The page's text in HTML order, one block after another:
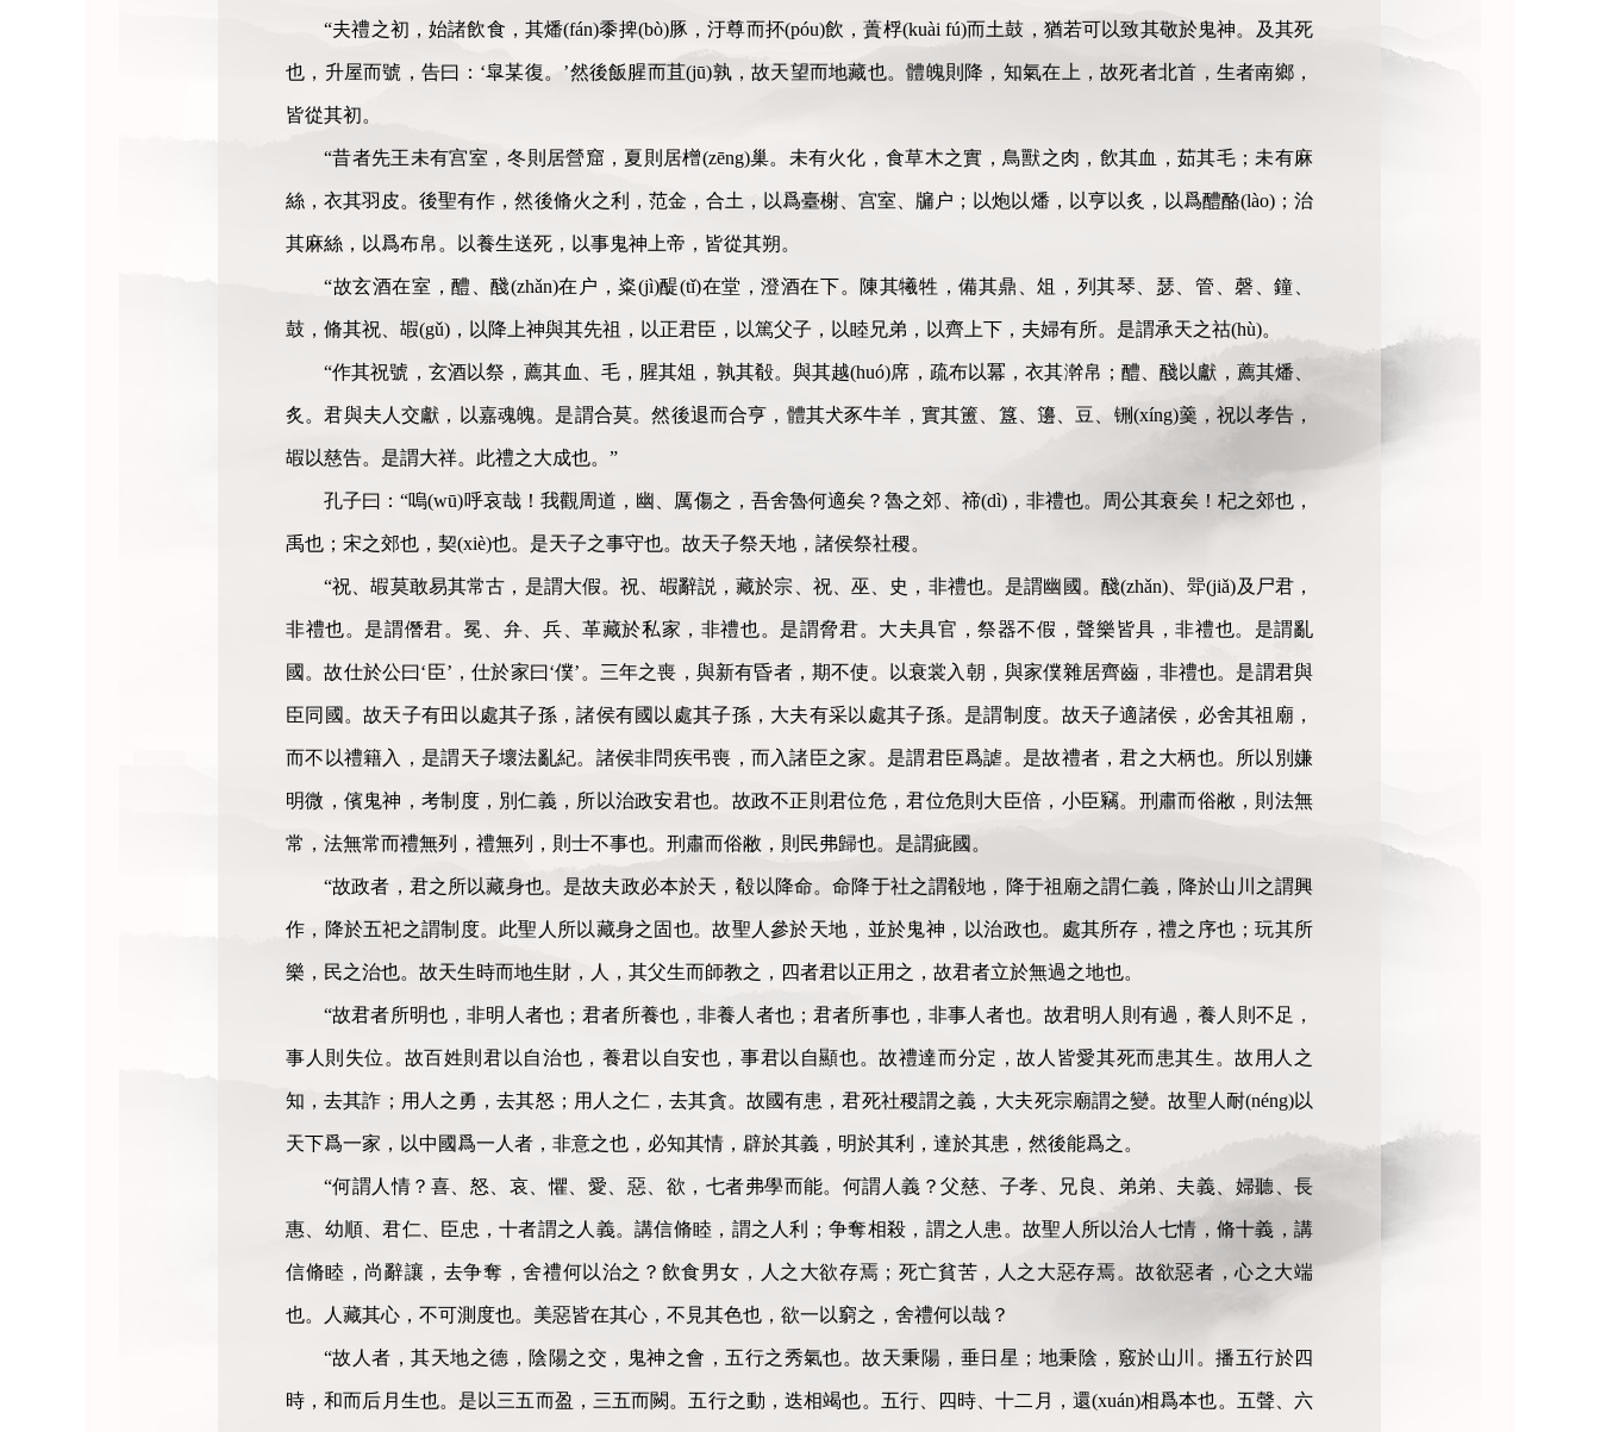
“夫禮之初，始諸飲食，其燔(fán)黍捭(bò)豚，汙尊而抔(póu)飲，蕢桴(kuài fú)而土鼓，猶若可以致其敬於鬼神。及其死
也，升屋而號，告曰：‘皐某復。’然後飯腥而苴(jū)孰，故天望而地藏也。體魄則降，知氣在上，故死者北首，生者南鄉，
皆從其初。
“昔者先王未有宫室，冬則居營窟，夏則居橧(zēng)巢。未有火化，食草木之實，鳥獸之肉，飲其血，茹其毛；未有麻
絲，衣其羽皮。後聖有作，然後脩火之利，范金，合土，以爲臺榭、宫室、牖户；以炮以燔，以亨以炙，以爲醴酪(lào)；治
其麻絲，以爲布帛。以養生送死，以事鬼神上帝，皆從其朔。
“故玄酒在室，醴、醆(zhǎn)在户，粢(jì)醍(tǐ)在堂，澄酒在下。陳其犧牲，備其鼎、俎，列其琴、瑟、管、磬、鐘、
鼓，脩其祝、嘏(gǔ)，以降上神與其先祖，以正君臣，以篤父子，以睦兄弟，以齊上下，夫婦有所。是謂承天之祜(hù)。
“作其祝號，玄酒以祭，薦其血、毛，腥其俎，孰其殽。與其越(huó)席，疏布以冪，衣其澣帛；醴、醆以獻，薦其燔、
炙。君與夫人交獻，以嘉魂魄。是謂合莫。然後退而合亨，體其犬豕牛羊，實其簠、簋、籩、豆、铏(xíng)羹，祝以孝告，
嘏以慈告。是謂大祥。此禮之大成也。”
孔子曰：“嗚(wū)呼哀哉！我觀周道，幽、厲傷之，吾舍魯何適矣？魯之郊、禘(dì)，非禮也。周公其衰矣！杞之郊也，
禹也；宋之郊也，契(xiè)也。是天子之事守也。故天子祭天地，諸侯祭社稷。
“祝、嘏莫敢易其常古，是謂大假。祝、嘏辭説，藏於宗、祝、巫、史，非禮也。是謂幽國。醆(zhǎn)、斝(jiǎ)及尸君，
非禮也。是謂僭君。冕、弁、兵、革藏於私家，非禮也。是謂脅君。大夫具官，祭器不假，聲樂皆具，非禮也。是謂亂
國。故仕於公曰‘臣’，仕於家曰‘僕’。三年之喪，與新有昏者，期不使。以衰裳入朝，與家僕雜居齊齒，非禮也。是謂君與
臣同國。故天子有田以處其子孫，諸侯有國以處其子孫，大夫有采以處其子孫。是謂制度。故天子適諸侯，必舍其祖廟，
而不以禮籍入，是謂天子壞法亂紀。諸侯非問疾弔喪，而入諸臣之家。是謂君臣爲謔。是故禮者，君之大柄也。所以別嫌
明微，儐鬼神，考制度，別仁義，所以治政安君也。故政不正則君位危，君位危則大臣倍，小臣竊。刑肅而俗敝，則法無
常，法無常而禮無列，禮無列，則士不事也。刑肅而俗敝，則民弗歸也。是謂疵國。
“故政者，君之所以藏身也。是故夫政必本於天，殽以降命。命降于社之謂殽地，降于祖廟之謂仁義，降於山川之謂興
作，降於五祀之謂制度。此聖人所以藏身之固也。故聖人參於天地，並於鬼神，以治政也。處其所存，禮之序也；玩其所
樂，民之治也。故天生時而地生財，人，其父生而師教之，四者君以正用之，故君者立於無過之地也。
“故君者所明也，非明人者也；君者所養也，非養人者也；君者所事也，非事人者也。故君明人則有過，養人則不足，
事人則失位。故百姓則君以自治也，養君以自安也，事君以自顯也。故禮達而分定，故人皆愛其死而患其生。故用人之
知，去其詐；用人之勇，去其怒；用人之仁，去其貪。故國有患，君死社稷謂之義，大夫死宗廟謂之變。故聖人耐(néng)以
天下爲一家，以中國爲一人者，非意之也，必知其情，辟於其義，明於其利，達於其患，然後能爲之。
“何謂人情？喜、怒、哀、懼、愛、惡、欲，七者弗學而能。何謂人義？父慈、子孝、兄良、弟弟、夫義、婦聽、長
惠、幼順、君仁、臣忠，十者謂之人義。講信脩睦，謂之人利；争奪相殺，謂之人患。故聖人所以治人七情，脩十義，講
信脩睦，尚辭讓，去争奪，舍禮何以治之？飲食男女，人之大欲存焉；死亡貧苦，人之大惡存焉。故欲惡者，心之大端
也。人藏其心，不可測度也。美惡皆在其心，不見其色也，欲一以窮之，舍禮何以哉？
“故人者，其天地之德，陰陽之交，鬼神之會，五行之秀氣也。故天秉陽，垂日星；地秉陰，竅於山川。播五行於四
時，和而后月生也。是以三五而盈，三五而闕。五行之動，迭相竭也。五行、四時、十二月，還(xuán)相爲本也。五聲、六